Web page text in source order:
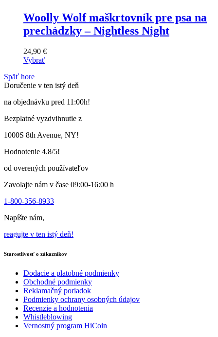
Woolly Wolf maškrtovník pre psa na
prechádzky – Nightless Night
24,90 €
Vybrať
výrobok
má
variantov.
si
vybrať
stránke
produktu
Späť hore
Doručenie v ten istý deň
na objednávku pred 11:00h!
Bezplatné vyzdvihnutie z
1000S 8th Avenue, NY!
Hodnotenie 4.8/5!
od overených používateľov
Zavolajte nám v čase 09:00-16:00 h
1-800-356-8933
Napíšte nám,
reagujte v ten istý deň!
Starostlivosť o zákazníkov
Dodacie a platobné podmienky
Obchodné podmienky
Reklamačný poriadok
Podmienky ochrany osobných údajov
Recenzie a hodnotenia
Whistleblowing
Vernostný program HiCoin